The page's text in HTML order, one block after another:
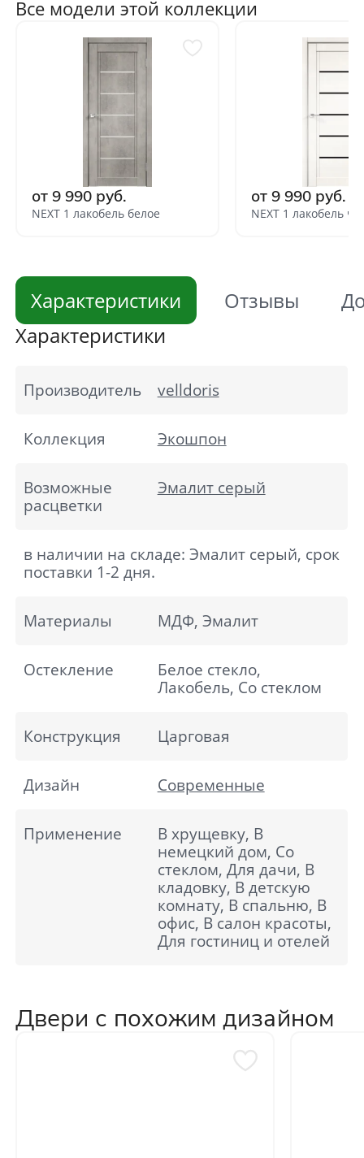
Все модели этой коллекции
от 9 990 руб.
NEXT 1 лакобель белое
от 9 990 руб.
NEXT 1 лакобель
Характеристики Отзывы
Характеристики
Производитель velldoris
Коллекция Экошпон
Возможные
расцветки
Эмалит серый
в наличии на складе: Эмалит серый, срок
поставки 1-2 дня.
Материалы МДФ, Эмалит
Остекление
Белое стекло,
Лакобель, Со стеклом
Конструкция Царговая
Дизайн Современные
Применение
В хрущевку, В
немецкий дом, Со
стеклом, Для дачи, В
кладовку, В детскую
комнату, В спальню, В
офис, В салон красоты,
Для гостиниц и отелей
Двери с похожим дизайном